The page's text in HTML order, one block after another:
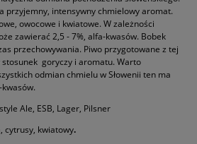
przyjemny, intensywny chmielowy aromat.
owocowe i kwiatowe. W zależności
zawierać 2,5 - 7%, alfa-kwasów. Bobek
przechowywania. Piwo przygotowane z tej
goryczy i aromatu. Warto
odmian chmielu w Słowenii ten ma
Ale, ESB, Lager, Pilsner
cytrusy, kwiatowy.